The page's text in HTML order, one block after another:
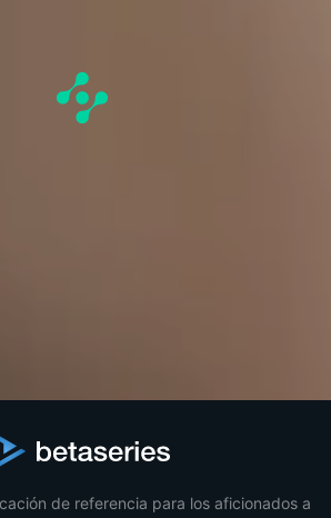
de referencia para los aficionados a